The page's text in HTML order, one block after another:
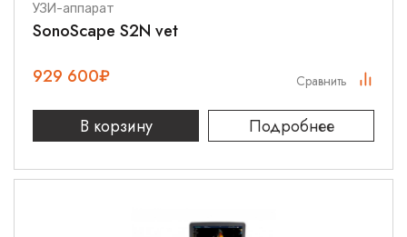
УЗИ-аппарат
SonoScape S2N vet
929 600₽
В корзину Подробнее
Сравнить